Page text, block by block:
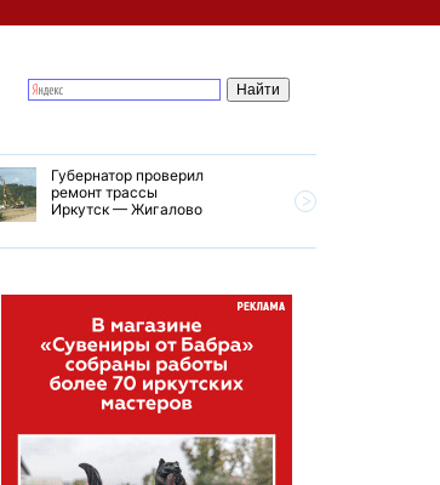
Губернатор проверил
ремонт трассы
Иркутск — Жигалово